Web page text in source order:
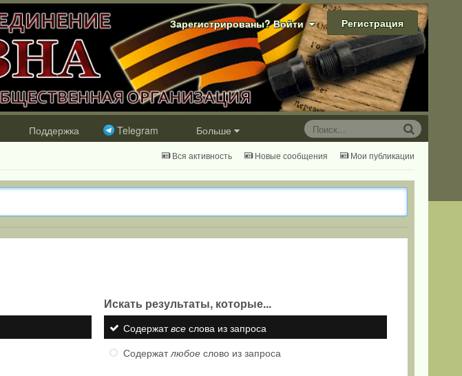
Зарегистрированы? Войти Регистрация
Поддержка Telegram Больше
Вся активность Новые сообщения Мои публикации
Искать результаты, которые...
Содержатвсе слова из запроса
Содержатлюбое слово из запроса